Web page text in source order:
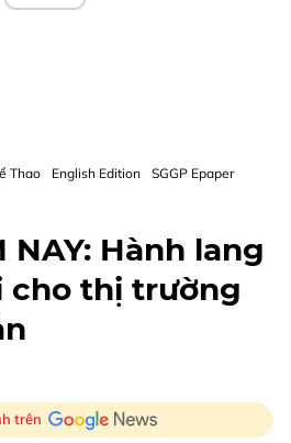
Thao English Edition SGGP Epaper
NAY: Hành lang
cho thị trường
trên